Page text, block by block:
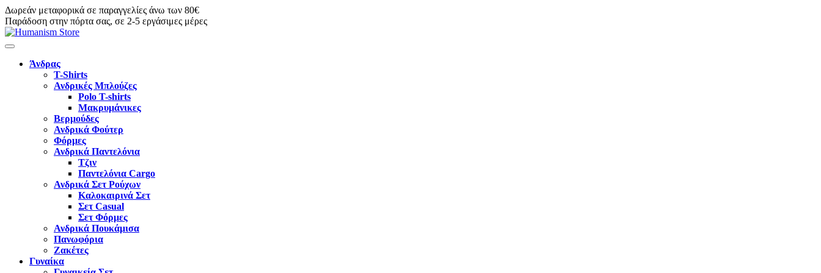
Δωρεάν μεταφορικά σε παραγγελίες άνω των 80€
Παράδοση στην πόρτα σας, σε 2-5 εργάσιμες μέρες
Άνδρας
T-Shirts
Ανδρικές Μπλούζες
Polo T-shirts
Μακρυμάνικες
Βερμούδες
Ανδρικά Φούτερ
Φόρμες
Ανδρικά Παντελόνια
Τζιν
Παντελόνια Cargo
Ανδρικά Σετ Ρούχων
Καλοκαιρινά Σετ
Σετ Casual
Σετ Φόρμες
Ανδρικά Πουκάμισα
Πανωφόρια
Ζακέτες
Γυναίκα